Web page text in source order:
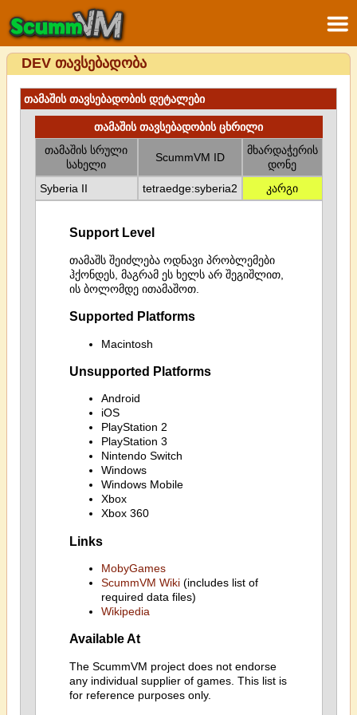
DEV თავსებადობა
თამაშის თავსებადობის დეტალები
თამაშის თავსებადობის ცხრილი
თამაშის სრული
სახელი
ScummVM ID
მხარდაჭერის
დონე
Syberia II
tetraedge:syberia2 კარგი
Support Level
თამაშს შეიძლება ოდნავი პრობლემები
ჰქონდეს, მაგრამ ეს ხელს არ შეგიშლით,
ის ბოლომდე ითამაშოთ.
Supported Platforms
Macintosh
Unsupported Platforms
Android
iOS
PlayStation 2
PlayStation 3
Nintendo Switch
Windows
Windows Mobile
Xbox
Xbox 360
Links
MobyGames
ScummVM Wiki(includes list of
required data files)
Wikipedia
Available At
The ScummVM project does not endorse
any individual supplier of games. This list is
for reference purposes only.